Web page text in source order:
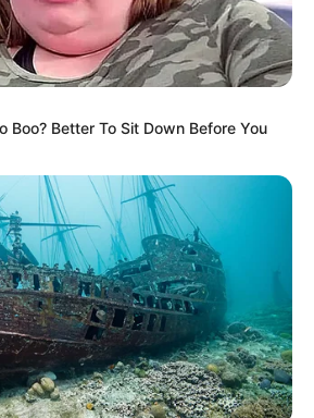
0 0
TİBB
mədəyə necə təsir edir?
açıqladı
Boo? Better To Sit Down Before You